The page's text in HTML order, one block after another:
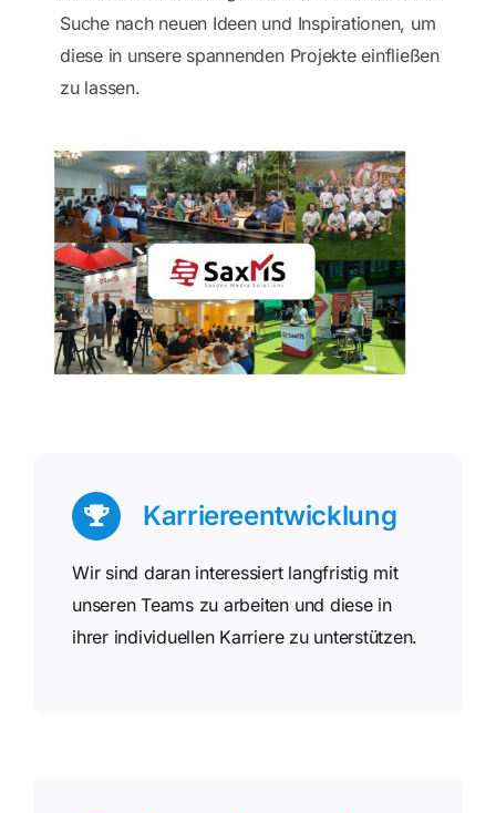
Suche nach neuen Ideen und Inspirationen, um
diese in unsere spannenden Projekte einfließen
zu lassen.
Karriereentwicklung
Wir sind daran interessiert langfristig mit
unseren Teams zu arbeiten und diese in
ihrer individuellen Karriere zu unterstützen.